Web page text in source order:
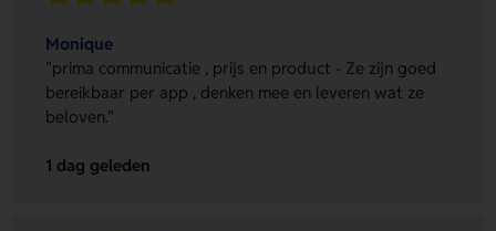
Monique
"prima communicatie , prijs en product - Ze zijn goed
bereikbaar per app , denken mee en leveren wat ze
beloven."
1 dag geleden